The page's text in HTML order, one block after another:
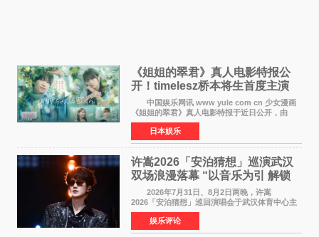
《姐姐的翠君》真人电影特报公
开！timelesz桥本将生首度主演
12月4日上映
中国娱乐网讯 www yule com cn 少女漫画
《姐姐的翠君》真人电影特报于近日公开，由
timelesz成员桥本将生担任主演，这也是他首次
担任电影主演，引发高度关注。 女高中生咲
苗翠（中岛瑠菜
日本娱乐
许嵩2026「安泊猜想」巡演武汉
双场浪漫落幕 “以音乐为引 解锁
江城记忆”
2026年7月31日、8月2日两晚，许嵩
2026「安泊猜想」巡回演唱会于武汉体育中心主
体育场盛大开唱。许嵩与数万歌迷在此相聚，从
浪漫惬意的舞台设计到充满诚意与惊喜的现场互
动，共同开启了一场关于
娱乐评论